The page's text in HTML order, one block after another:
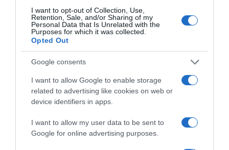
I want to opt-out of Collection, Use,
Retention, Sale, and/or Sharing of my
Personal Data that Is Unrelated with the
Purposes for which it was collected.
Opted Out
Google consents
I want to allow Google to enable storage
related to advertising like cookies on web or
device identifiers in apps.
I want to allow my user data to be sent to
Google for online advertising purposes.